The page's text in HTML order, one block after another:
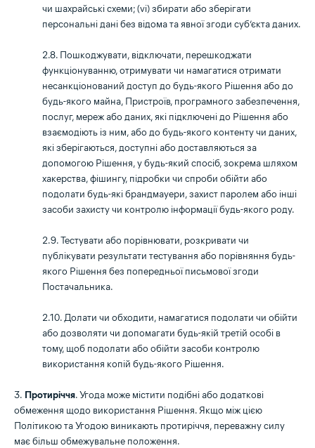
чи шахрайські схеми; (vi) збирати або зберігати
персональні дані без відома та явної згоди суб’єкта даних.
2.8. Пошкоджувати, відключати, перешкоджати
функціонуванню, отримувати чи намагатися отримати
несанкціонований доступ до будь-якого Рішення або до
будь-якого майна, Пристроїв, програмного забезпечення,
послуг, мереж або даних, які підключені до Рішення або
взаємодіють із ним, або до будь-якого контенту чи даних,
які зберігаються, доступні або доставляються за
допомогою Рішення, у будь-який спосіб, зокрема шляхом
хакерства, фішингу, підробки чи спроби обійти або
подолати будь-які брандмауери, захист паролем або інші
засоби захисту чи контролю інформації будь-якого роду.
2.9. Тестувати або порівнювати, розкривати чи
публікувати результати тестування або порівняння будь-
якого Рішення без попередньої письмової згоди
Постачальника.
2.10. Долати чи обходити, намагатися подолати чи обійти
або дозволяти чи допомагати будь-якій третій особі в
тому, щоб подолати або обійти засоби контролю
використання копій будь-якого Рішення.
3. Протиріччя. Угода може містити подібні або додаткові
обмеження щодо використання Рішення. Якщо між цією
Політикою та Угодою виникають протиріччя, переважну силу
має більш обмежувальне положення.